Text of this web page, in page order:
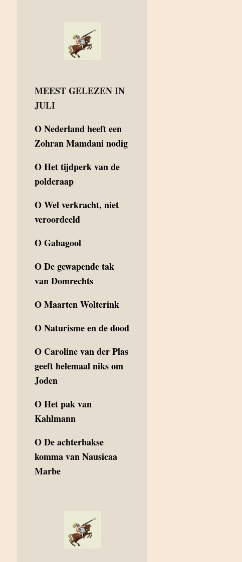
MEEST GELEZEN IN
JULI
ONederland heeft een
Zohran Mamdani nodig
OHet tijdperk van de
polderaap
OWel verkracht, niet
veroordeeld
OGabagool
ODe gewapende tak
van Domrechts
OMaarten Wolterink
ONaturisme en de dood
O Caroline van der Plas
geeft helemaal niks om
Joden
OHet pak van
Kahlmann
ODe achterbakse
komma van Nausicaa
Marbe